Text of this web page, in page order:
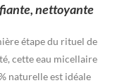
nettoyante
étape du rituel de
cette eau micellaire
naturelle est idéale